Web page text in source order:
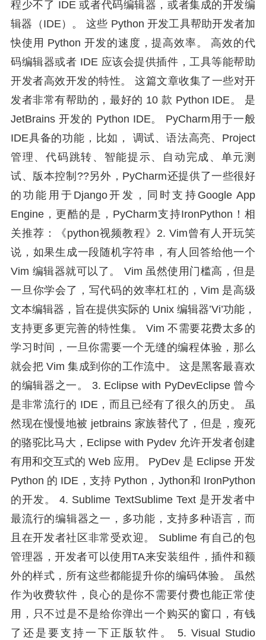
程少不了 IDE 或者代码编辑器，或者集成的开发编
辑器（IDE）。 这些 Python 开发工具帮助开发者加
快使用 Python 开发的速度，提高效率。 高效的代
码编辑器或者 IDE 应该会提供插件，工具等能帮助
开发者高效开发的特性。 这篇文章收集了一些对开
发者非常有帮助的，最好的 10 款 Python IDE。 是
JetBrains 开发的 Python IDE。 PyCharm用于一般
IDE具备的功能，比如， 调试、语法高亮、Project
管理、代码跳转、智能提示、自动完成、单元测
试、版本控制??另外，PyCharm还提供了一些很好
的功能用于Django开发，同时支持Google App
Engine，更酷的是，PyCharm支持IronPython！相
关推荐：《python视频教程》2. Vim曾有人开玩笑
说，如果生成一段随机字符串，有人回答给他一个
Vim 编辑器就可以了。 Vim 虽然使用门槛高，但是
一旦你学会了，写代码的效率杠杠的，Vim 是高级
文本编辑器，旨在提供实际的 Unix 编辑器’Vi’功能，
支持更多更完善的特性集。 Vim 不需要花费太多的
学习时间，一旦你需要一个无缝的编程体验，那么
就会把 Vim 集成到你的工作流中。 这是黑客最喜欢
的编辑器之一。 3. Eclipse with PyDevEclipse 曾今
是非常流行的 IDE，而且已经有了很久的历史。 虽
然现在慢慢地被 jetbrains 家族替代了，但是，瘦死
的骆驼比马大，Eclipse with Pydev 允许开发者创建
有用和交互式的 Web 应用。 PyDev 是 Eclipse 开发
Python 的 IDE，支持 Python，Jython和 IronPython
的开发。 4. Sublime TextSublime Text 是开发者中
最流行的编辑器之一，多功能，支持多种语言，而
且在开发者社区非常受欢迎。 Sublime 有自己的包
管理器，开发者可以使用TA来安装组件，插件和额
外的样式，所有这些都能提升你的编码体验。 虽然
作为收费软件，良心的是你不需要付费也能正常使
用，只不过是不是给你弹出一个购买的窗口，有钱
了还是要支持一下正版软件。 5. Visual Studio